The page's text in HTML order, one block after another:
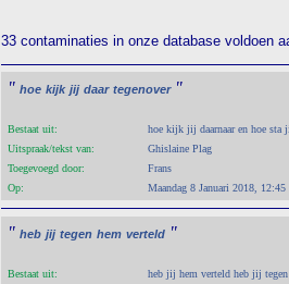
33 contaminaties in onze database voldoen
" hoe kijk jij daar tegenover "
Bestaat uit:
hoe kijk jij daarnaar en hoe sta
Uitspraak/tekst van:
Ghislaine Plag
Toegevoegd door:
Frans
Op:
Maandag 8 Januari 2018, 12:45
" heb jij tegen hem verteld "
Bestaat uit:
heb jij hem verteld heb jij tegen